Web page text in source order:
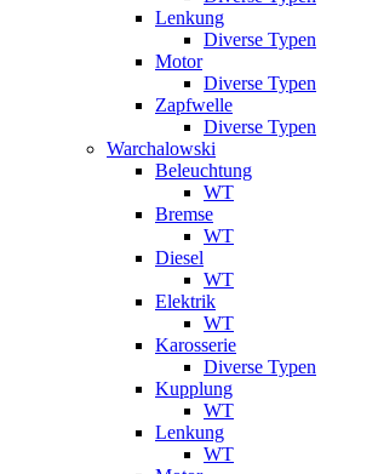
Lenkung
Diverse Typen
Motor
Diverse Typen
Zapfwelle
Diverse Typen
Warchalowski
Beleuchtung
WT
Bremse
WT
Diesel
WT
Elektrik
WT
Karosserie
Diverse Typen
Kupplung
WT
Lenkung
WT